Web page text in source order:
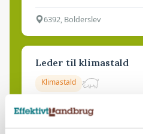
6392, Bolderslev
Leder til klimastald
Klimastald